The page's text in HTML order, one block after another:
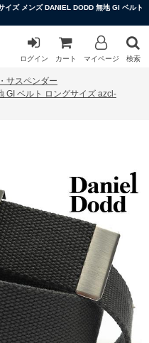
イズ メンズ DANIEL DODD 無地 GI ベルト
ログイン カート マイページ 検索
サスペンダー
GI ベルト ロングサイズ azcl-